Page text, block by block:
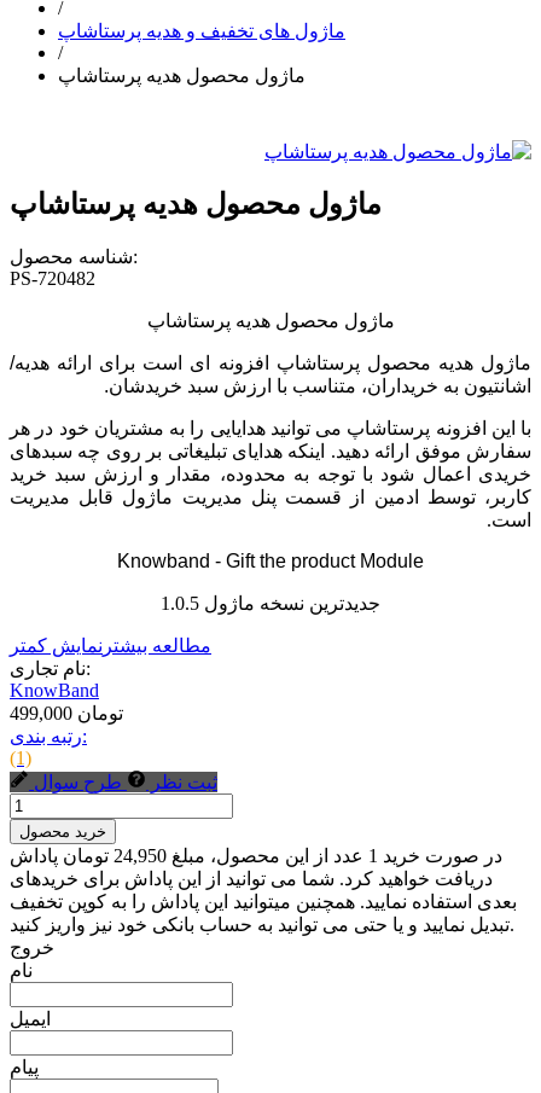
/
ماژول های تخفیف و هدیه پرستاشاپ
/
ماژول محصول هدیه پرستاشاپ
ماژول محصول هدیه پرستاشاپ
شناسه محصول:
PS-720482
ماژول محصول هدیه پرستاشاپ
ماژول هدیه محصول پرستاشاپ افزونه ای است برای ارائه هدیه/
اشانتیون به خریداران، متناسب با ارزش سبد خریدشان.
با این افزونه پرستاشاپ می توانید هدایایی را به مشتریان خود در هر
سفارش موفق ارائه دهید. اینکه هدایای تبلیغاتی بر روی چه سبدهای
خریدی اعمال شود با توجه به محدوده، مقدار و ارزش سبد خرید
کاربر، توسط ادمین از قسمت پنل مدیریت ماژول قابل مدیریت
است.
Knowband - Gift the product Module
جدیدترین نسخه ماژول 1.0.5
مطالعه بیشتر نمایش کمتر
نام تجاری:
KnowBand
499,000 تومان
رتبه بندی:
(1)
ثبت نظر
طرح سوال
خرید محصول
در صورت خرید 1 عدد از این محصول، مبلغ 24,950 تومان پاداش
دریافت خواهید کرد. شما می توانید از این پاداش برای خریدهای
بعدی استفاده نمایید. همچنین میتوانید این پاداش را به کوپن تخفیف
تبدیل نمایید و یا حتی می توانید به حساب بانکی خود نیز واریز کنید.
خروج
نام
ایمیل
پیام